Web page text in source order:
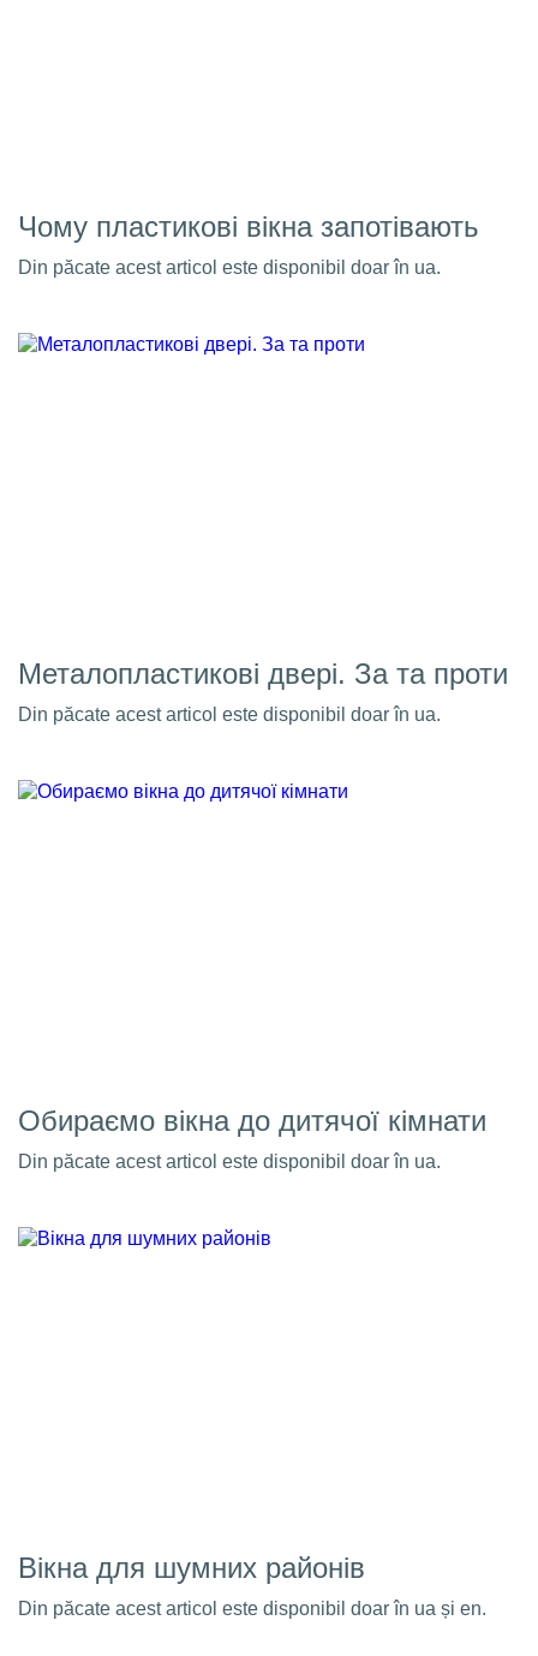
Чому пластикові вікна запотівають
Din păcate acest articol este disponibil doar în ua.
Металопластикові двері. За та проти
Din păcate acest articol este disponibil doar în ua.
Обираємо вікна до дитячої кімнати
Din păcate acest articol este disponibil doar în ua.
Вікна для шумних районів
Din păcate acest articol este disponibil doar în ua și en.